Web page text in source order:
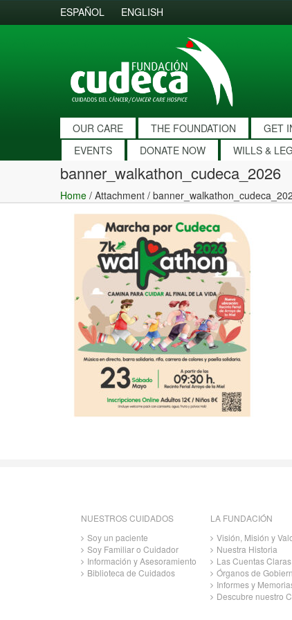
ESPAÑOL ENGLISH
OUR CARE THE FOUNDATION GET
EVENTS
DONATE NOW WILLS &
banner_walkathon_cudeca_2026
Home / Attachment /
NUESTROS CUIDADOS
Soy un paciente
Soy Familiar o Cuidador
Información y Asesoramiento
Biblioteca de Cuidados
LA FUNDACIÓN
Visión, Misión y
Nuestra Historia
Las Cuentas Claras
Órganos de
Informes y
Descubre nuestro